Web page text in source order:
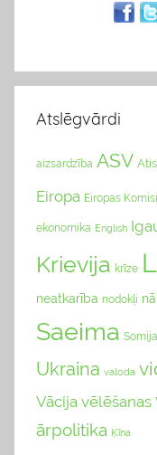
Atslēgvārdi
aizsardzība ASV
Eiropa Eiropas
ekonomika English
Krievija krīze
neatkarība nodokļi
Saeima Somija
Ukraina valoda
Vācija vēlēšanas
ārpolitika Ķīna